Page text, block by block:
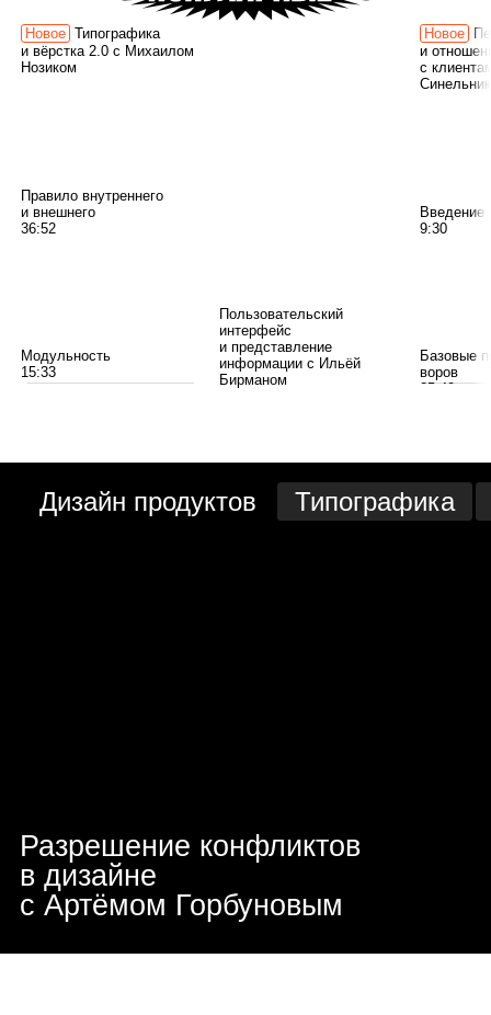
Типографика
и вёрстка 2.0 с Михаилом
Нозиком
Пра­вило внут­рен­него
и внеш­него
36:52
Модуль­ность
15:33
Пра­вило якор­ных объ­ек­
тов
Пользовательский
интерфейс
и представление
информации с Ильёй
Бирманом
и
с
Вве­де­ние
9:30
Базо­вые
во­ров
35:40
Советы
Дизайн продуктов Типографика
Разрешение конфликтов
в дизайне
с Артёмом Горбуновым